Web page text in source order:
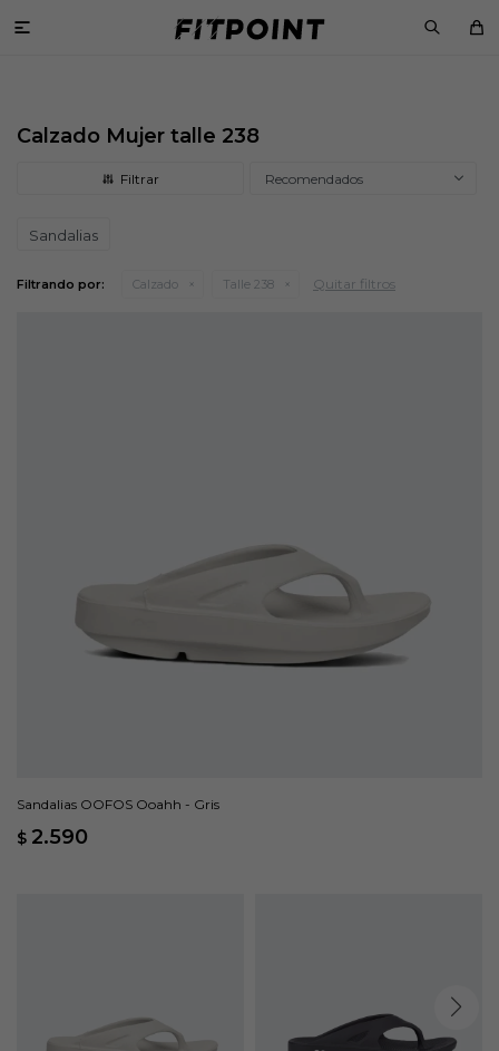

Calzado Mujer talle 238
Recomendados
Sandalias
Filtrando por: Calzado Talle 238 Quitar filtros
Sandalias OOFOS Ooahh - Gris
$ 2.590